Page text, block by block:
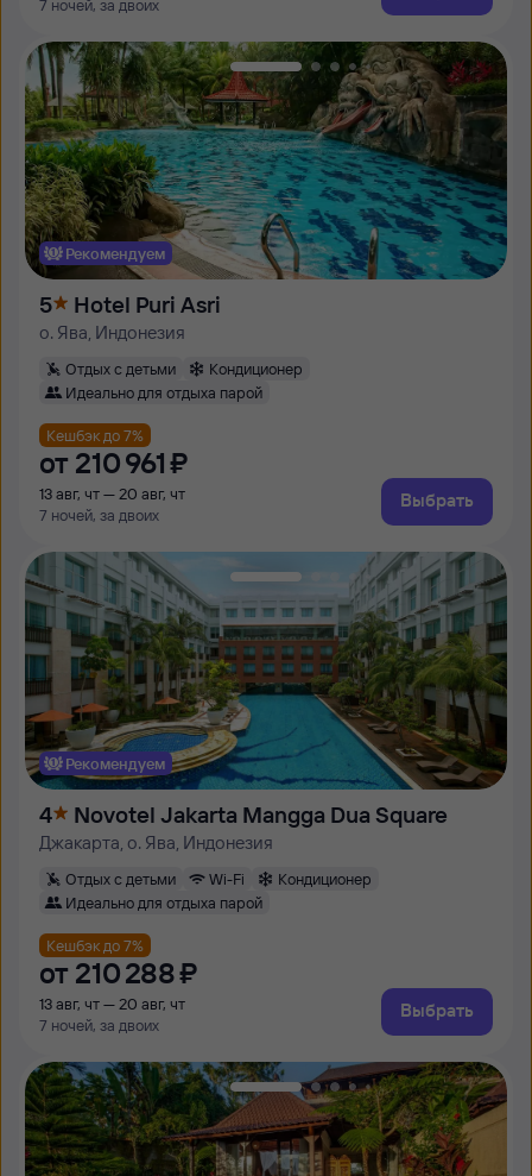
7 ночей, за двоих
Рекомендуем
5 Hotel Puri Asri
о. Ява, Индонезия
Отдых с детьми
Кондиционер
Идеально для отдыха парой
Кешбэк до 7%
от 210 ⁠961 ⁠₽
13 авг, чт — 20 авг, чт
7 ночей, за двоих
Выбрать
Рекомендуем
4 Novotel Jakarta Mangga Dua Square
Джакарта, о. Ява, Индонезия
Отдых с детьми Wi-Fi
Кондиционер
Идеально для отдыха парой
Кешбэк до 7%
от 210 ⁠288 ⁠₽
13 авг, чт — 20 авг, чт
7 ночей, за двоих
Выбрать